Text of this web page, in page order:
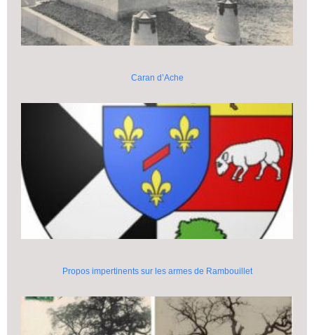
Caran d’Ache
Propos impertinents sur les armes de Rambouillet